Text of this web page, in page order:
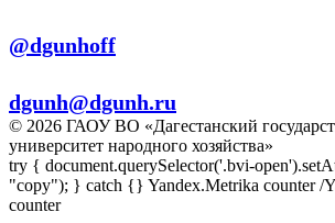
@dgunhoff
dgunh@dgunh.ru
© 2026 ГАОУ ВО «Дагестанский
университет народного хозяйства»
try { document.querySelector('.bvi-
"copy"); } catch {} Yandex.Metrika counter/
counter